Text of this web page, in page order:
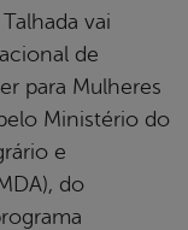
vai
de
para Mulheres
Ministério do
e
do